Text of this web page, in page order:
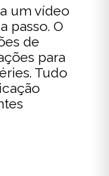
um vídeo
passo. O
de
para
Tudo